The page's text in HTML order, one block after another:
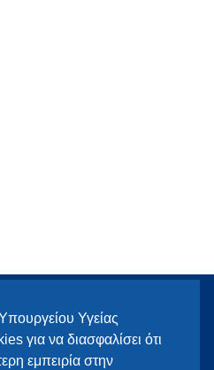
Υγείας
για να διασφαλίσει ότι
εμπειρία στην